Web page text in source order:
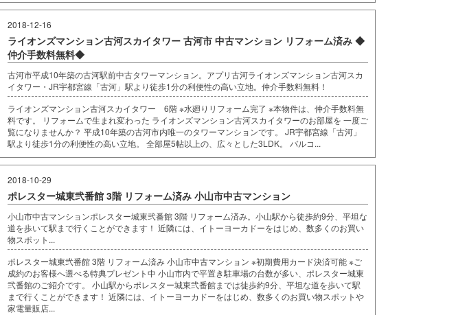
2018-12-16
ライオンズマンション古河スカイタワー 古河市 中古マンション リフォーム済み ◆
仲介手数料無料◆
古河市平成10年築の古河駅前中古タワーマンション。アプリ古河ライオンズマンション古河スカ
イタワー・JR宇都宮線「古河」駅より徒歩1分の利便性の高い立地。仲介手数料無料！
ライオンズマンション古河スカイタワー 6階 ※水廻りリフォーム完了 ※本物件は、仲介手数料無
料です。 リフォームで生まれ変わった ライオンズマンション古河スカイタワーのお部屋を 一度ご
覧になりませんか？ 平成10年築の古河市内唯一のタワーマンションです。 JR宇都宮線「古河」
駅より徒歩1分の利便性の高い立地。 全部屋5帖以上の、広々とした3LDK。 バルコ...
2018-10-29
ポレスター城東弐番館 3階 リフォーム済み 小山市中古マンション
小山市中古マンションポレスター城東弐番館 3階 リフォーム済み。小山駅から徒歩約9分、平坦な
道を歩いて駅まで行くことができます！ 近隣には、イトーヨーカドーをはじめ、数多くのお買い
物スポット...
ポレスター城東弐番館 3階 リフォーム済み 小山市中古マンション ※初期費用カード決済可能 ※ご
成約のお客様へ選べる特典プレゼント中 小山市内で平置き駐車場の台数が多い、ポレスター城東
弐番館のご紹介です。 小山駅からポレスター城東弐番館までは徒歩約9分、平坦な道を歩いて駅
まで行くことができます！ 近隣には、イトーヨーカドーをはじめ、数多くのお買い物スポットや
家電量販店...